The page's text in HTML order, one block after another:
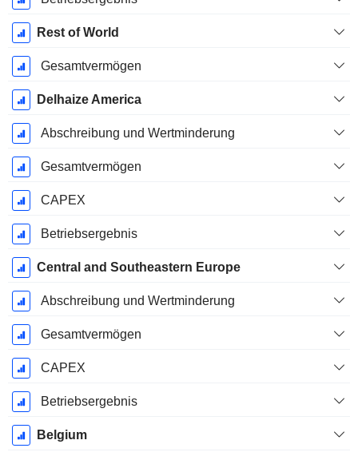
Rest of World
Gesamtvermögen
Delhaize America
Abschreibung und Wertminderung
Gesamtvermögen
CAPEX
Betriebsergebnis
Central and Southeastern Europe
Abschreibung und Wertminderung
Gesamtvermögen
CAPEX
Betriebsergebnis
Belgium